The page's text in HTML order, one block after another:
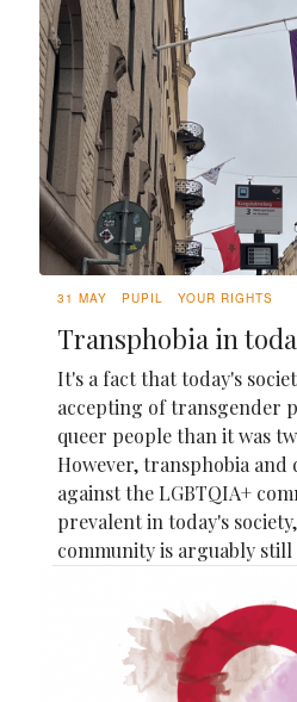
31 MAY PUPIL YOUR RIGHTS
Transphobia in
It's a fact that today's
accepting of transgender
queer people than it was
However, transphobia
against the LGBTQIA+
prevalent in today's
community is arguably